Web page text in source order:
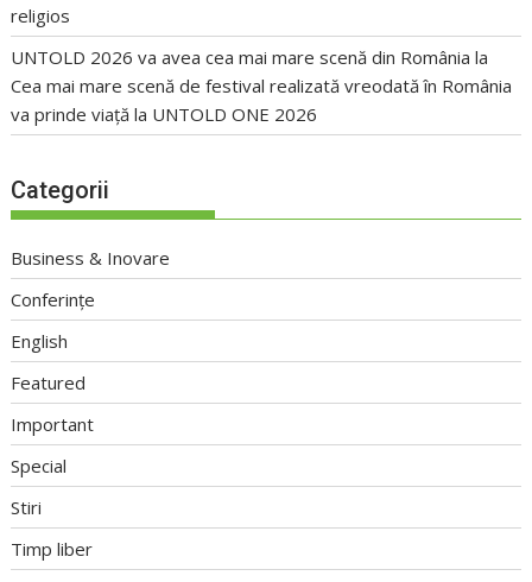
religios
UNTOLD 2026 va avea cea mai mare scenă din România la
Cea mai mare scenă de festival realizată vreodată în România
va prinde viață la UNTOLD ONE 2026
Categorii
Business & Inovare
Conferințe
English
Featured
Important
Special
Stiri
Timp liber